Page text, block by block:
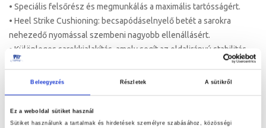
Beleegyezés Részletek A sütikről
Ez a weboldal sütiket használ
Sütiket használunk a tartalmak és hirdetések személyre szabásához, közösségi
• Speciális felsőrész és megmunkálás a maximális tartósságért.
• Heel Strike Cushioning: becsapódáselnyelő betét a sarokra
nehezedő nyomással szembeni nagyobb ellenállásért.
• Különleges sarokkialakítás, amely segít az oldalirányú stabilitás
megőrzésében és csökkenti a sarokra nehezedő nyomást.
• KIRUM: A technológiának köszönhetően a cipő felső és középső
• ASZIMMETRIKUS FŰZÉS: A súrlódás és a támadások célfelületeit
szabadon hagytuk a nagyobb védelem érdekében.